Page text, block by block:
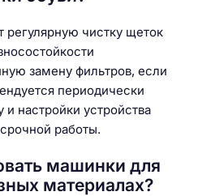
чистку щеток
замену фильтров, если
периодически
и настройки устройства
работы.
машинки для
материалах?